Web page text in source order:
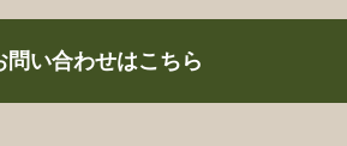
問い合わせはこちら